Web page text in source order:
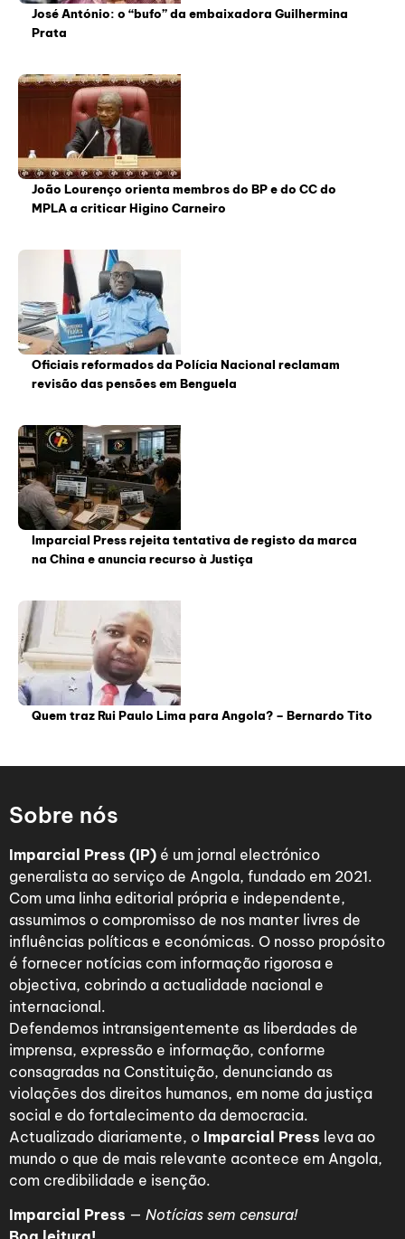
José António: o “bufo” da embaixadora Guilhermina
Prata
João Lourenço orienta membros do BP e do CC do
MPLA a criticar Higino Carneiro
Oficiais reformados da Polícia Nacional reclamam
revisão das pensões em Benguela
Imparcial Press rejeita tentativa de registo da marca
na China e anuncia recurso à Justiça
Quem traz Rui Paulo Lima para Angola? – Bernardo Tito
Sobre nós
Imparcial Press (IP) é um jornal electrónico
generalista ao serviço de Angola, fundado em 2021.
Com uma linha editorial própria e independente,
assumimos o compromisso de nos manter livres de
influências políticas e económicas. O nosso propósito
é fornecer notícias com informação rigorosa e
objectiva, cobrindo a actualidade nacional e
internacional.
Defendemos intransigentemente as liberdades de
imprensa, expressão e informação, conforme
consagradas na Constituição, denunciando as
violações dos direitos humanos, em nome da justiça
social e do fortalecimento da democracia.
Actualizado diariamente, o Imparcial Press leva ao
mundo o que de mais relevante acontece em Angola,
com credibilidade e isenção.
Imparcial Press — Notícias sem censura!